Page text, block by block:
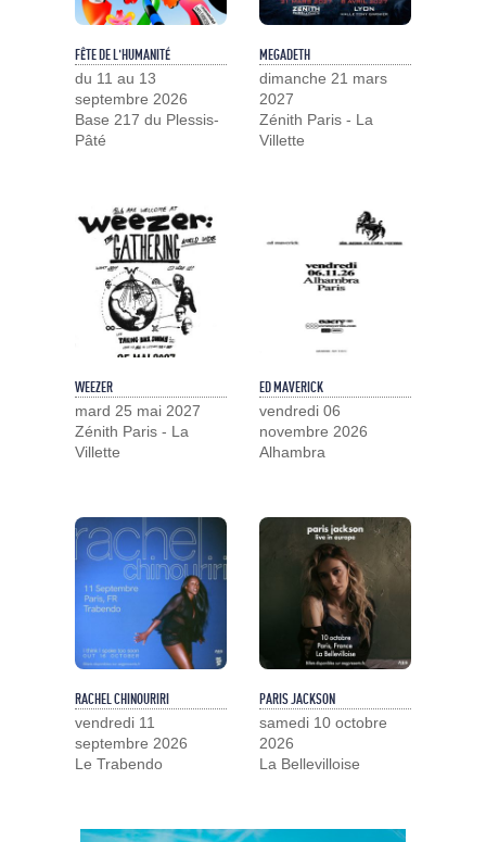
FÊTE DE L'HUMANITÉ
du 11 au 13
septembre 2026
Base 217 du Plessis-
Pâté
MEGADETH
dimanche 21 mars
2027
Zénith Paris - La
Villette
WEEZER
mard 25 mai 2027
Zénith Paris - La
Villette
ED MAVERICK
vendredi 06
novembre 2026
Alhambra
RACHEL CHINOURIRI
vendredi 11
septembre 2026
Le Trabendo
PARIS JACKSON
samedi 10 octobre
2026
La Bellevilloise